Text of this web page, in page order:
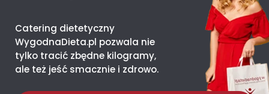
Catering dietetyczny
WygodnaDieta.pl pozwala nie
tylko tracić zbędne kilogramy,
ale też jeść smacznie i zdrowo.